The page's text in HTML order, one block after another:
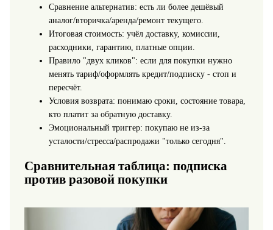
Сравнение альтернатив: есть ли более дешёвый
аналог/вторичка/аренда/ремонт текущего.
Итоговая стоимость: учёл доставку, комиссии,
расходники, гарантию, платные опции.
Правило "двух кликов": если для покупки нужно
менять тариф/оформлять кредит/подписку - стоп и
пересчёт.
Условия возврата: понимаю сроки, состояние товара,
кто платит за обратную доставку.
Эмоциональный триггер: покупаю не из-за
усталости/стресса/распродажи "только сегодня".
Сравнительная таблица: подписка
против разовой покупки